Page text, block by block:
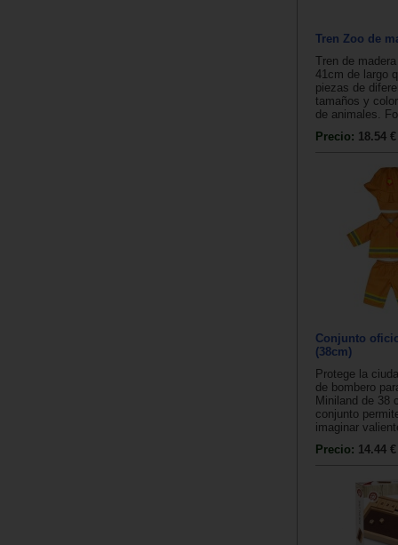
Tren Zoo de
Tren de
41cm de largo
piezas de
tamaños y
de animales.
Precio: 18.54 €
Conjunto
(38cm)
Protege la
de bombero
Miniland de 38
conjunto
imaginar
Precio: 14.44 €